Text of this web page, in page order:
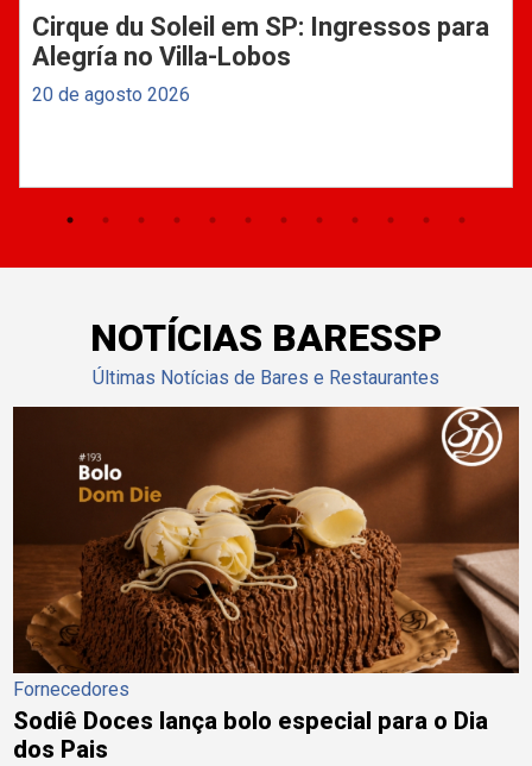
Cirque du Soleil em SP: Ingressos para
Alegría no Villa-Lobos
20 de agosto 2026
NOTÍCIAS BARESSP
Últimas Notícias de Bares e Restaurantes
Fornecedores
Sodiê Doces lança bolo especial para o Dia
dos Pais